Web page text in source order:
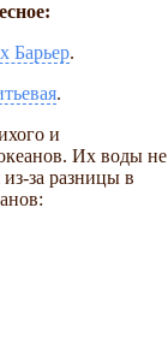
Барьер.
.
и
Их воды не
за разницы в